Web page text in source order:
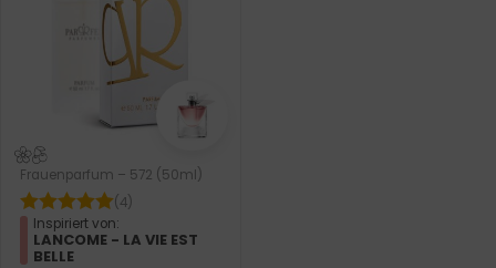
Frauenparfum – 572 (50ml)
(4)
Inspiriert von:
LANCOME - LA VIE EST
BELLE